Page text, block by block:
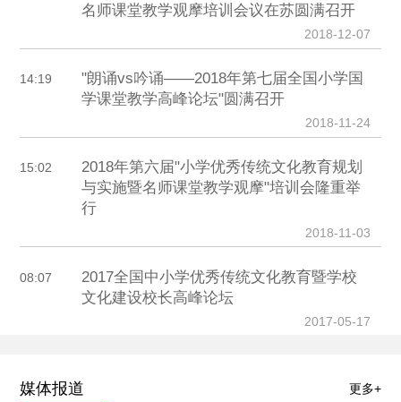
名师课堂教学观摩培训会议在苏圆满召开
2018-12-07
14:19
"朗诵vs吟诵——2018年第七届全国小学国
学课堂教学高峰论坛"圆满召开
2018-11-24
15:02
2018年第六届"小学优秀传统文化教育规划
与实施暨名师课堂教学观摩"培训会隆重举
行
2018-11-03
08:07
2017全国中小学优秀传统文化教育暨学校
文化建设校长高峰论坛
2017-05-17
媒体报道 更多+